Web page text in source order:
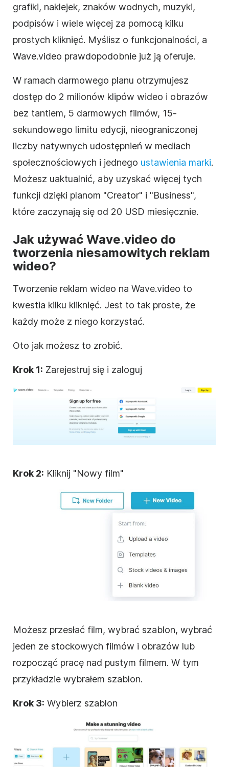
grafiki, naklejek, znaków wodnych, muzyki,
podpisów i wiele więcej za pomocą kilku
prostych kliknięć. Myślisz o funkcjonalności, a
Wave.video prawdopodobnie już ją oferuje.
W ramach darmowego planu otrzymujesz
dostęp do 2 milionów klipów wideo i obrazów
bez tantiem, 5 darmowych filmów, 15-
sekundowego limitu edycji, nieograniczonej
liczby natywnych udostępnień w mediach
społecznościowych i jednego ustawienia marki.
Możesz uaktualnić, aby uzyskać więcej tych
funkcji dzięki planom "Creator" i "Business",
które zaczynają się od 20 USD miesięcznie.
Jak używać Wave.video do
tworzenia niesamowitych reklam
wideo?
Tworzenie reklam wideo na Wave.video to
kwestia kilku kliknięć. Jest to tak proste, że
każdy może z niego korzystać.
Oto jak możesz to zrobić.
Krok 1: Zarejestruj się i zaloguj
Krok 2: Kliknij "Nowy film"
Możesz przesłać film, wybrać szablon, wybrać
jeden ze stockowych filmów i obrazów lub
rozpocząć pracę nad pustym filmem. W tym
przykładzie wybrałem szablon.
Krok 3: Wybierz szablon